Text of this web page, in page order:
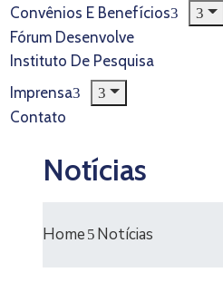
Convênios E Benefícios
Fórum Desenvolve
Instituto De Pesquisa
Imprensa
Contato
Notícias
Home Notícias